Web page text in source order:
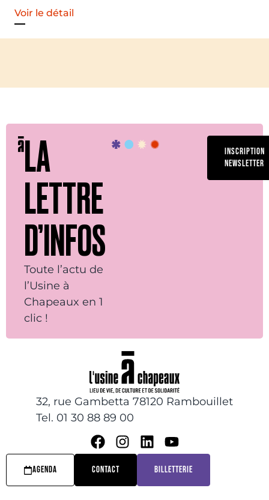
LA
LETTRE
D’INFOS
Toute l’actu de
l’Usine à
Chapeaux en 1
clic !
INSCRIPTION
NEWSLETTER
32, rue Gambetta 78120 Rambouillet
Tel. 01 30 88 89 00
AGENDA CONTACT BILLETTERIE